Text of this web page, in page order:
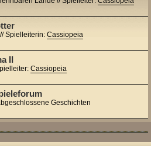
Spielleiterin: Cassiopeia
II
Cassiopeia
Geschichten